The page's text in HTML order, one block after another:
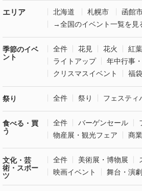
エリア 北海道 札幌市
函館
→全国のイベント一覧を見
季節のイベ
ント
全件 花見 花火
紅葉
ライトアップ
年中行事
クリスマスイベント
福
祭り 全件 祭り フェスティ
食べる・買
う
全件 バーゲンセール
物産展・観光フェア
商
文化・芸
術・スポー
ツ
全件 美術展・博物展
映画イベント
舞台・演劇